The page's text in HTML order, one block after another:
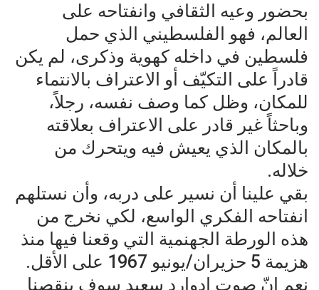
بحضور وعيه الثقافي وانفتاحه على
العالم، فهو الفلسطيني الذي حمل
فلسطين في داخله كهوية وذكرى، لم يكن
قادراً على التكيّف أو الاعتراف بالانتماء
للمكان، وظل كما وصف نفسه، رجلاً،
وباحثاً غير قادر على الاعتراف بعلاقته
بالمكان الذي يعيش فيه ويتحرك من
خلاله.
بقي علينا أن نسير على دربه، وأن نستلهم
انفتاحه الفكري الواسع، لكي نخرج من
هذه الورطة الجهنمية التي وقعنا فيها منذ
هزيمة 5 حزيران/يونيو 1967 على الأقل.
نعم إنّ صوت إدوارد سعيد سوف ينقصنا